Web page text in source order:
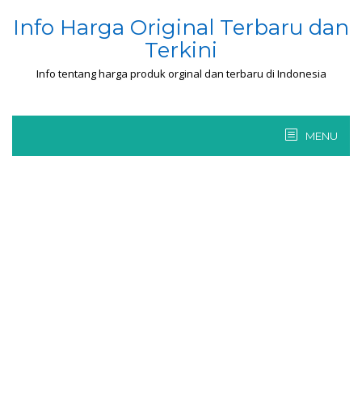
Info Harga Original Terbaru dan
Terkini
Info tentang harga produk orginal dan terbaru di Indonesia
MENU